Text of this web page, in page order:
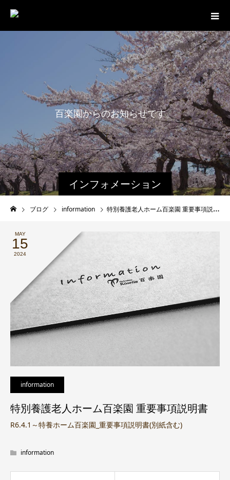
インフォメーション
百楽園からのお知らせです。
ブログ information 特別養護老人ホーム百楽園 重要事項説明書
MAY
15
2024
information
特別養護老人ホーム百楽園 重要事項説明書
R6.4.1～特養ホーム百楽園_重要事項説明書(別紙含む)
information